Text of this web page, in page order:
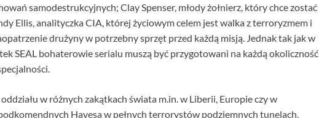
samodestrukcyjnych; Clay Spenser, młody żołnierz, który chce zostać
Ellis, analityczka CIA, której życiowym celem jest walka z terroryzmem i
drużyny w potrzebny sprzęt przed każdą misją. Jednak tak jak w
SEAL bohaterowie serialu muszą być przygotowani na każdą okoliczność
oddziału w różnych zakątkach świata m.in. w Liberii, Europie czy w
Hayesa w pełnych terrorystów podziemnych tunelach,